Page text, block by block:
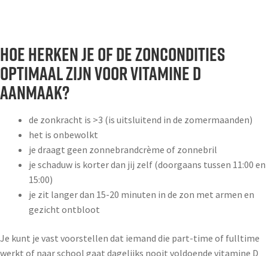
Hoe herken je of de zoncondities
optimaal zijn voor vitamine D
aanmaak?
de zonkracht is >3 (is uitsluitend in de zomermaanden)
het is onbewolkt
je draagt geen zonnebrandcrème of zonnebril
je schaduw is korter dan jij zelf (doorgaans tussen 11:00 en
15:00)
je zit langer dan 15-20 minuten in de zon met armen en
gezicht ontbloot
Je kunt je vast voorstellen dat iemand die part-time of fulltime
werkt of naar school gaat dagelijks nooit voldoende vitamine D